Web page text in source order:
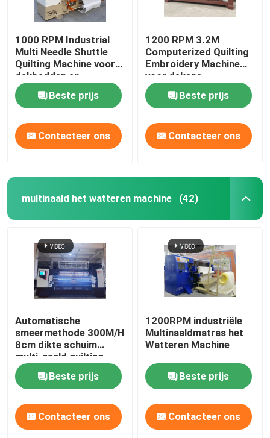
het watteren machinedelen
1000 RPM Industrial
Multi Needle Shuttle
Quilting Machine voor
dekbedden en
kledingstukken
Beste prijs
Contacteer ons
1200 RPM 3.2M
Computerized Quilting
Embroidery Machine
voor dekens
Beste prijs
Contacteer ons
multinaald het watteren machine (42)
Automatische
smeermethode 300M/H
8cm dikte schuim
multi-naald quilting
machine voor matras
Beste prijs
Contacteer ons
1200RPM industriële
Multinaaldmatras het
Watteren Machine
Beste prijs
Contacteer ons